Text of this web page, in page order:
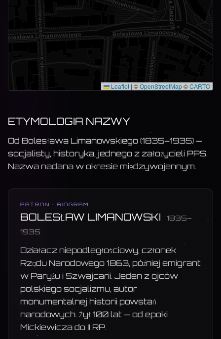
Leaflet | ©OpenStreetMap©CARTO
ETYMOLOGIA NAZWY
Od Bolesława Limanowskiego (1835–1935) —
socjalisty, historyka, jednego z założycieli PPS.
Nazwa nadana w okresie międzywojennym.
PATRON · BIOGRAM
BOLESŁAW LIMANOWSKI
1835–
1935
Działacz niepodległościowy, członek
Rządu Narodowego 1863, później emigrant
w Paryżu i Szwajcarii. Jeden z ojców
polskiego socjalizmu, autor
monumentalnej historii powstań
narodowych. Żył 100 lat — od epoki
Mickiewicza do II RP.